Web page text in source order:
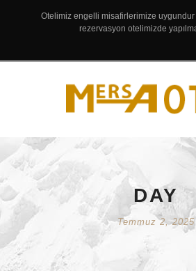
Otelimiz engelli misafirlerimize uygundur
rezervasyon otelimizde
DAY
Temmuz 2, 2025